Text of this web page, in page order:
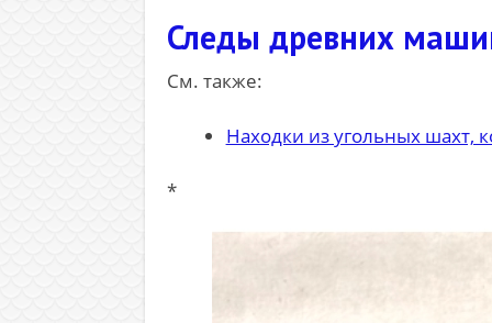
Следы древних
См. также:
Находки из угольных шахт,
*